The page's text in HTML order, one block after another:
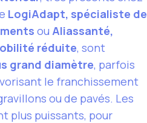
LogiAdapt, spécialiste de
ou Aliassanté,
réduite, sont
grand diamètre, parfois
le franchissement
ou de pavés. Les
plus puissants, pour